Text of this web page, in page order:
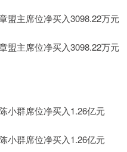
盟主席位净买入3098.22万元
盟主席位净买入3098.22万元
小群席位净买入1.26亿元
小群席位净买入1.26亿元